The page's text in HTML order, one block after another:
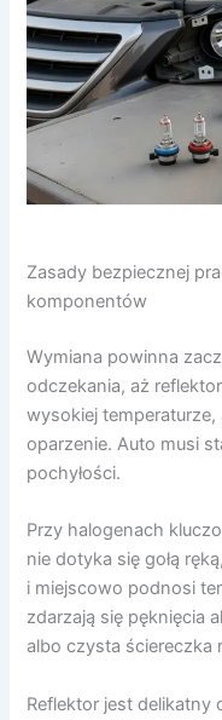
Zasady bezpiecznej
komponentów
Wymiana powinna
odczekania, aż
wysokiej temperaturze,
oparzenie. Auto musi
pochyłości.
Przy halogenach
nie dotyka się gołą
i miejscowo podnosi
zdarzają się pęknięcia
albo czysta ściereczka
Reflektor jest delikatny